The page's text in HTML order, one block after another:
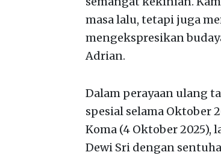
masa lalu, tetapi juga
mengekspresikan
Adrian.
Dalam perayaan ulang
spesial selama Oktober
Koma (4 Oktober
Dewi Sri dengan